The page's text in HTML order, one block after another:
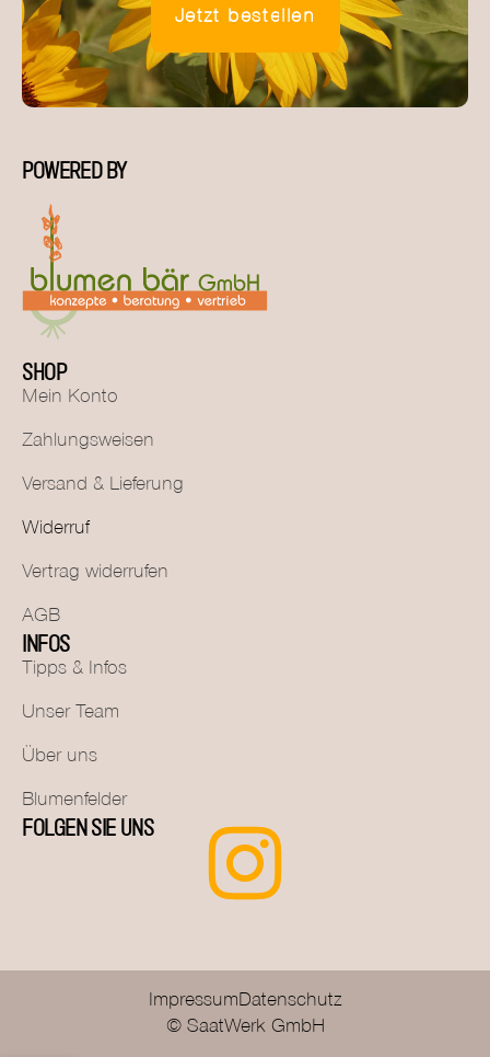
Jetzt bestellen
POWERED BY
SHOP
Mein Konto
Zahlungsweisen
Versand & Lieferung
Widerruf
Vertrag widerrufen
AGB
INFOS
Tipps & Infos
Unser Team
Über uns
Blumenfelder
FOLGEN SIE UNS
ImpressumDatenschutz
© SaatWerk GmbH